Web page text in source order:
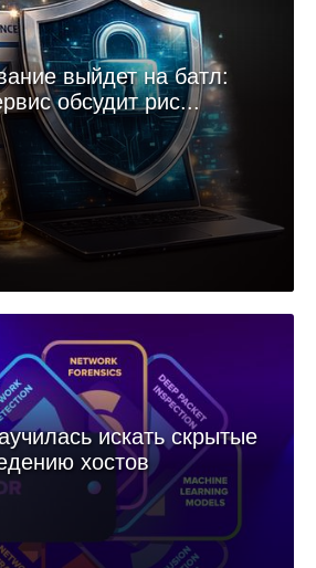
выйдет на батл:
обсудит рис...
искать скрытые
хостов